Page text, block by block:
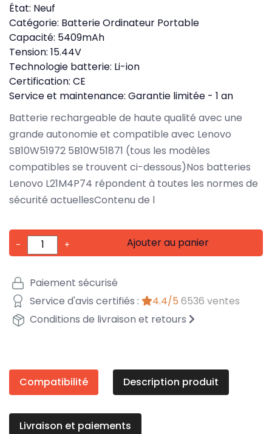
État: Neuf
Catégorie: Batterie Ordinateur Portable
Capacité: 5409mAh
Tension: 15.44V
Technologie batterie: Li-ion
Certification: CE
Service et maintenance: Garantie limitée - 1 an
Batterie rechargeable de haute qualité avec une
grande autonomie et compatible avec Lenovo
SB10W51972 5B10W51871 (tous les modèles
compatibles se trouvent ci-dessous)Nos batteries
Lenovo L21M4P74 répondent à toutes les normes de
sécurité actuellesContenu de l
- + Ajouter au panier
Paiement sécurisé
Service d'avis certifiés :
4.4/5 6536 ventes
Conditions de livraison et retours
Compatibilité Description produit
Livraison et paiements